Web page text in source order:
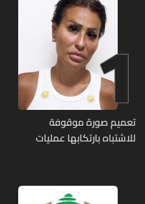
1
تعميم صورة موقوفة
للاشتباه بارتكابها عمليات